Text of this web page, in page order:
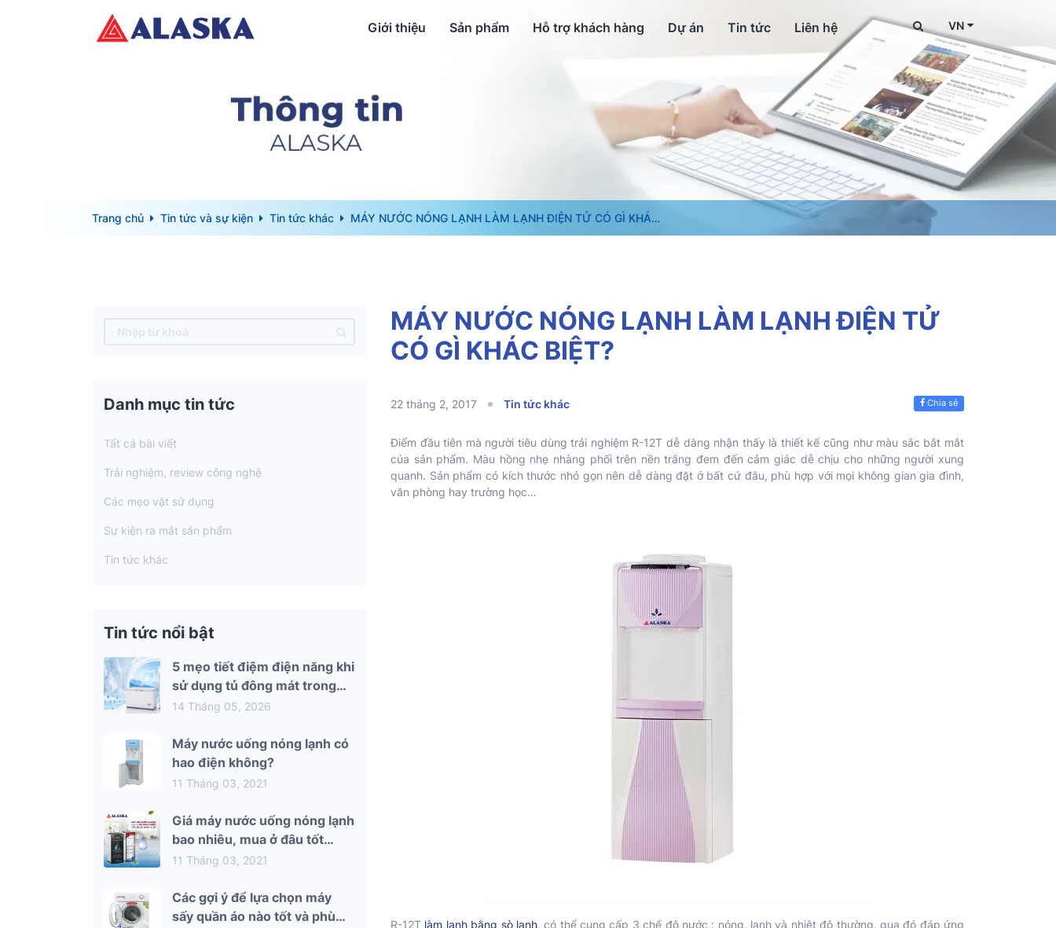
Giới thiệu Sản phẩm Hỗ trợ khách hàng Dự án Tin tức Liên hệ VN
Trang chủ Tin tức và sự kiện Tin tức khác
MÁY NƯỚC NÓNG LẠNH LÀM LẠNH ĐIỆN TỬ CÓ GÌ KHÁC
BIỆT?
Danh mục tin tức
Tất cả bài viết
Trải nghiệm, review công nghệ
Các mẹo vặt sử dụng
Sự kiện ra mắt sản phẩm
Tin tức khác
Tin tức nổi bật
5 mẹo tiết điệm điện năng khi
sử dụng tủ đông mát trong
mùa hè 2026
14 Tháng 05, 2026
Máy nước uống nóng lạnh có
hao điện không?
11 Tháng 03, 2021
Giá máy nước uống nóng lạnh
bao nhiêu, mua ở đâu tốt
nhất?
11 Tháng 03, 2021
Các gợi ý để lựa chọn máy
sấy quần áo nào tốt và phù
MÁY NƯỚC NÓNG LẠNH LÀM LẠNH ĐIỆN TỬ
CÓ GÌ KHÁC BIỆT?
22 tháng 2, 2017 Tin tức khác Chia sẻ
Điểm đầu tiên mà người tiêu dùng trải nghiệm R-12T dễ dàng nhận thấy là thiết kế cũng như màu sắc bắt mắt
của sản phẩm. Màu hồng nhẹ nhàng phối trên nền trắng đem đến cảm giác dễ chịu cho những người xung
quanh. Sản phẩm có kích thước nhỏ gọn nên dễ dàng đặt ở bất cứ đâu, phù hợp với mọi không gian gia đình,
văn phòng hay trường học…
R-12T làm lạnh bằng sò lạnh, có thể cung cấp 3 chế độ nước : nóng, lạnh và nhiệt độ thường, qua đó đáp ứng